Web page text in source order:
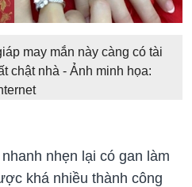
may mắn này càng có tài
chật nhà - Ảnh minh họa:
nhẹn lại có gan làm
khá nhiều thành công